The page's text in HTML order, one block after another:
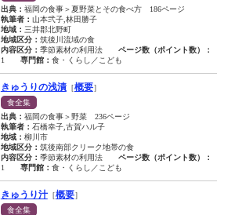
出典： 福岡の食事＞夏野菜とその食べ方 186ページ
執筆者： 山本弐子,林田勝子
地域： 三井郡北野町
地域区分： 筑後川流域の食
内容区分： 季節素材の利用法
ページ数（ポイント数）：
1
専門館： 食・くらし／こども
きゅうりの浅漬［概要］
食全集
出典： 福岡の食事＞野菜 236ページ
執筆者： 石橋幸子,古賀ハル子
地域： 柳川市
地域区分： 筑後南部クリーク地帯の食
内容区分： 季節素材の利用法
ページ数（ポイント数）：
1
専門館： 食・くらし／こども
きゅうり汁［概要］
食全集